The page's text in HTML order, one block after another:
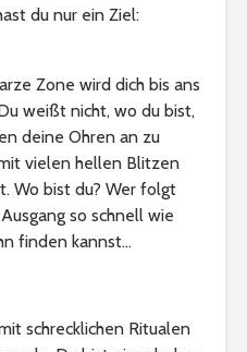
du nur ein Ziel:
Zone wird dich bis ans
weißt nicht, wo du bist,
deine Ohren an zu
vielen hellen Blitzen
Wo bist du? Wer folgt
so schnell wie
finden kannst…
schrecklichen Ritualen